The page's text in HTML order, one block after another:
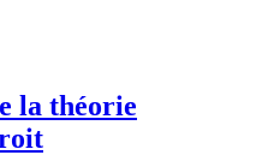
la théorie